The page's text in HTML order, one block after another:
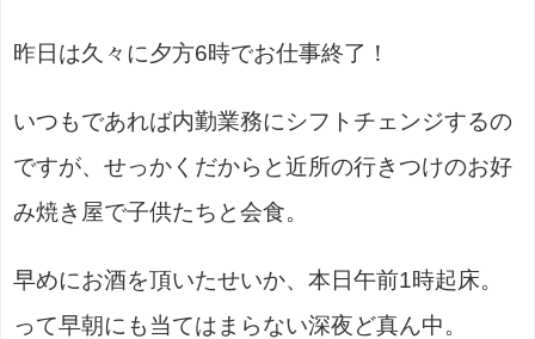
昨日は久々に夕方6時でお仕事終了！
いつもであれば内勤業務にシフトチェンジするの
ですが、せっかくだからと近所の行きつけのお好
み焼き屋で子供たちと会食。
早めにお酒を頂いたせいか、本日午前1時起床。
って早朝にも当てはまらない深夜ど真ん中。